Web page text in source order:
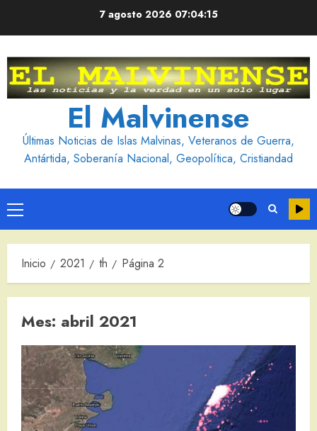
7 agosto 2026 07:04:16
El Malvinense
Últimas Noticias de Islas Malvinas, Veteranos de Guerra,
Antártida, Soberanía Nacional, Geopolítica, Cristiandad
Menú
principal
Inicio 2021 th Página 2
Mes: abril 2021